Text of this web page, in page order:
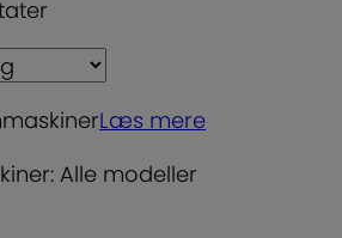
Læs mere
Alle modeller